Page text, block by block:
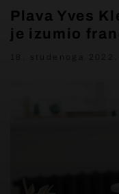
Plava Yves
je izumio